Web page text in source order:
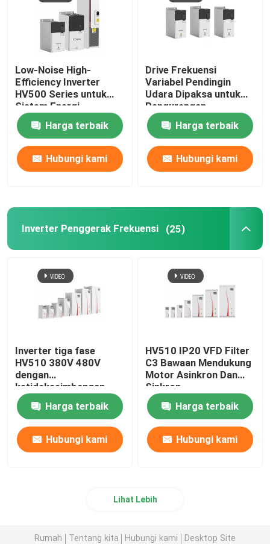
Low-Noise High-
Efficiency Inverter
HV500 Series untuk
Sistem Energi
Berkelanjutan
Harga terbaik
Hubungi kami
Drive Frekuensi
Variabel Pendingin
Udara Dipaksa untuk
Pengurangan
Kecepatan Dinamis dan
Angkat TorsiHarga terbaik
Hubungi kami
Inverter Penggerak Frekuensi (25)
Inverter tiga fase
HV510 380V 480V
dengan
ketidakseimbangan
tegangan masukan ≤
3%
Harga terbaik
Hubungi kami
HV510 IP20 VFD Filter
C3 Bawaan Mendukung
Motor Asinkron Dan
Sinkron
Harga terbaik
Hubungi kami
Lihat Lebih
Rumah Tentang kita Hubungi kami Desktop Site